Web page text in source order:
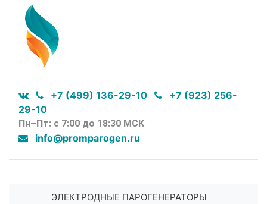
+7 (499) 136-29-10
+7 (923) 256-
29-10
Пн–Пт: с 7:00 до 18:30 МСК
info@promparogen.ru
ЭЛЕКТРОДНЫЕ ПАРОГЕНЕРАТОРЫ